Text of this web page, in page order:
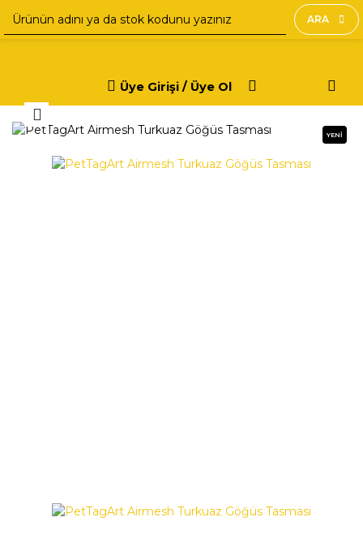
ARA
Üye Girişi / Üye Ol
YENİ